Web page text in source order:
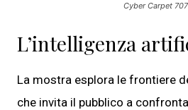
Cyber Carpet
L’intelligenza
La mostra esplora le frontiere
che invita il pubblico a